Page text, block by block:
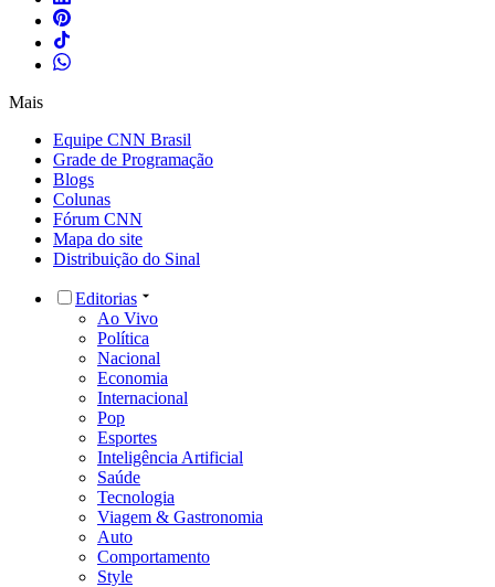
Mais
Equipe CNN Brasil
Grade de Programação
Blogs
Colunas
Fórum CNN
Mapa do site
Distribuição do Sinal
Editorias
Ao Vivo
Política
Nacional
Economia
Internacional
Pop
Esportes
Inteligência Artificial
Saúde
Tecnologia
Viagem & Gastronomia
Auto
Comportamento
Style